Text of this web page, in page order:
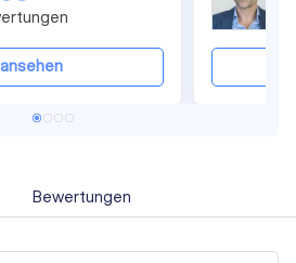
Bewertungen